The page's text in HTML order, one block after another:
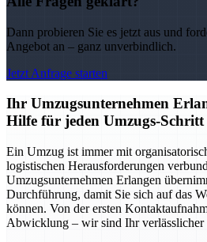
Dann probieren Sie es jetzt aus und
Angebot an – ganz unverbindlich.
Jetzt Anfrage starten
Ihr Umzugsunternehmen
Hilfe für jeden Umzugs-Schritt
Ein Umzug ist immer mit
logistischen Herausforderungen
Umzugsunternehmen Erlangen
Durchführung, damit Sie sich auf das
können. Von der ersten
Abwicklung – wir sind Ihr verlässlicher